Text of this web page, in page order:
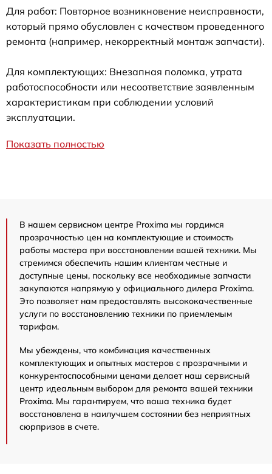
Для работ: Повторное возникновение неисправности,
который прямо обусловлен с качеством проведенного
ремонта (например, некорректный монтаж запчасти).
Для комплектующих: Внезапная поломка, утрата
работоспособности или несоответствие заявленным
характеристикам при соблюдении условий
эксплуатации.
Показать полностью
В нашем сервисном центре Proxima мы гордимся
прозрачностью цен на комплектующие и стоимость
работы мастера при восстановлении вашей техники. Мы
стремимся обеспечить нашим клиентам честные и
доступные цены, поскольку все необходимые запчасти
закупаются напрямую у официального дилера Proxima.
Это позволяет нам предоставлять высококачественные
услуги по восстановлению техники по приемлемым
тарифам.
Мы убеждены, что комбинация качественных
комплектующих и опытных мастеров с прозрачными и
конкурентоспособными ценами делает наш сервисный
центр идеальным выбором для ремонта вашей техники
Proxima. Мы гарантируем, что ваша техника будет
восстановлена в наилучшем состоянии без неприятных
сюрпризов в счете.